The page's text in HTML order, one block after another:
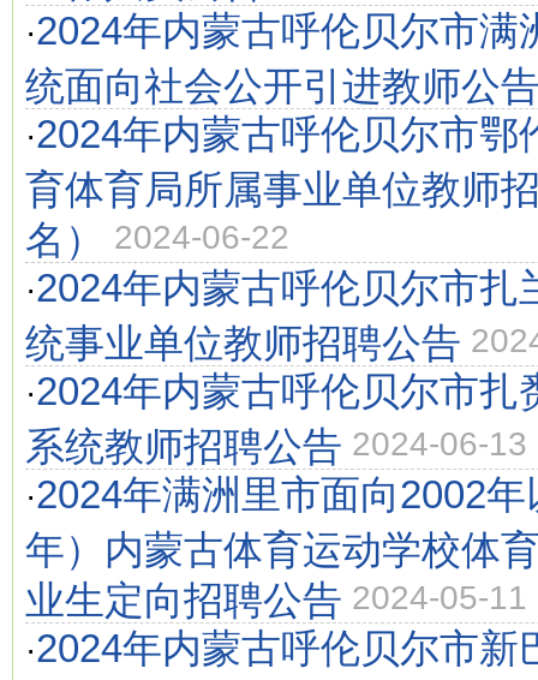
·2024年内蒙古呼伦贝尔市满
统面向社会公开引进教师公
·2024年内蒙古呼伦贝尔市鄂
育体育局所属事业单位教师
名）
2024-06-22
·2024年内蒙古呼伦贝尔市扎
统事业单位教师招聘公告
·2024年内蒙古呼伦贝尔市扎
系统教师招聘公告 2024-06-13
·2024年满洲里市面向2002
年）内蒙古体育运动学校体
业生定向招聘公告 2024-05-11
·2024年内蒙古呼伦贝尔市新